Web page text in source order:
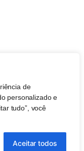
de
personalizado e
tudo”, você
Aceitar todos